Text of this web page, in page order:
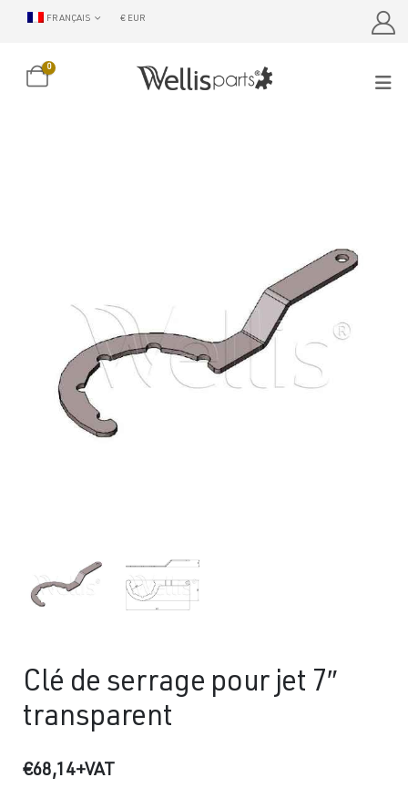
FRANÇAIS € EUR
0
Clé de serrage pour jet 7″
transparent
€68,14+VAT